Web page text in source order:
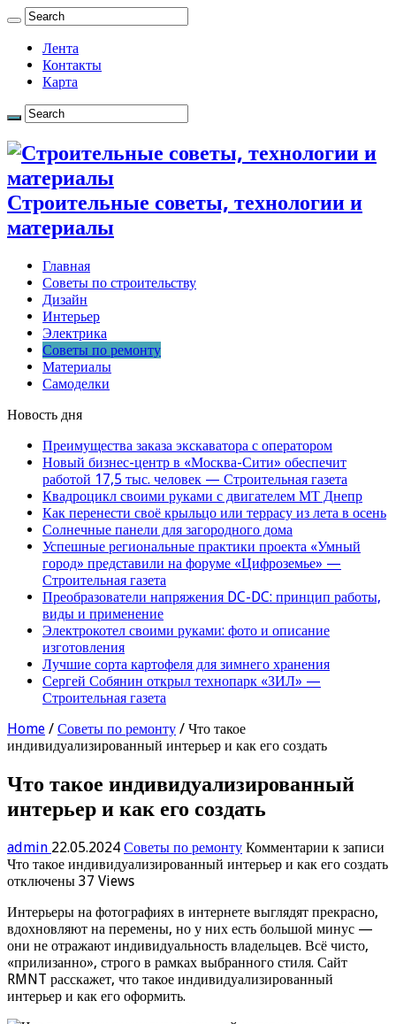
Лента
Контакты
Карта
Строительные советы, технологии и
материалы
Главная
Советы по строительству
Дизайн
Интерьер
Электрика
Советы по ремонту
Материалы
Самоделки
Новость дня
Преимущества заказа экскаватора с оператором
Новый бизнес-центр в «Москва-Сити» обеспечит
работой 17,5 тыс. человек — Строительная газета
Квадроцикл своими руками с двигателем МТ Днепр
Как перенести своё крыльцо или террасу из лета в осень
Солнечные панели для загородного дома
Успешные региональные практики проекта «Умный
город» представили на форуме «Цифроземье» —
Строительная газета
Преобразователи напряжения DC-DC: принцип работы,
виды и применение
Электрокотел своими руками: фото и описание
изготовления
Лучшие сорта картофеля для зимнего хранения
Сергей Собянин открыл технопарк «ЗИЛ» —
Строительная газета
Home / Советы по ремонту / Что такое
индивидуализированный интерьер и как его создать
Что такое индивидуализированный
интерьер и как его создать
admin 22.05.2024 Советы по ремонту Комментарии к записи
Что такое индивидуализированный интерьер и как его создать
отключены 37 Views
Интерьеры на фотографиях в интернете выглядят прекрасно,
вдохновляют на перемены, но у них есть большой минус —
они не отражают индивидуальность владельцев. Всё чисто,
«прилизанно», строго в рамках выбранного стиля. Сайт
RMNT расскажет, что такое индивидуализированный
интерьер и как его оформить.